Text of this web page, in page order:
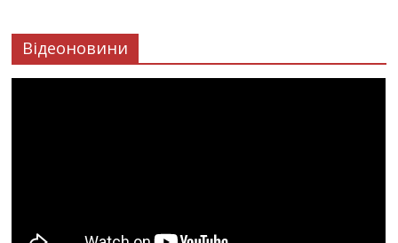
Відеоновини